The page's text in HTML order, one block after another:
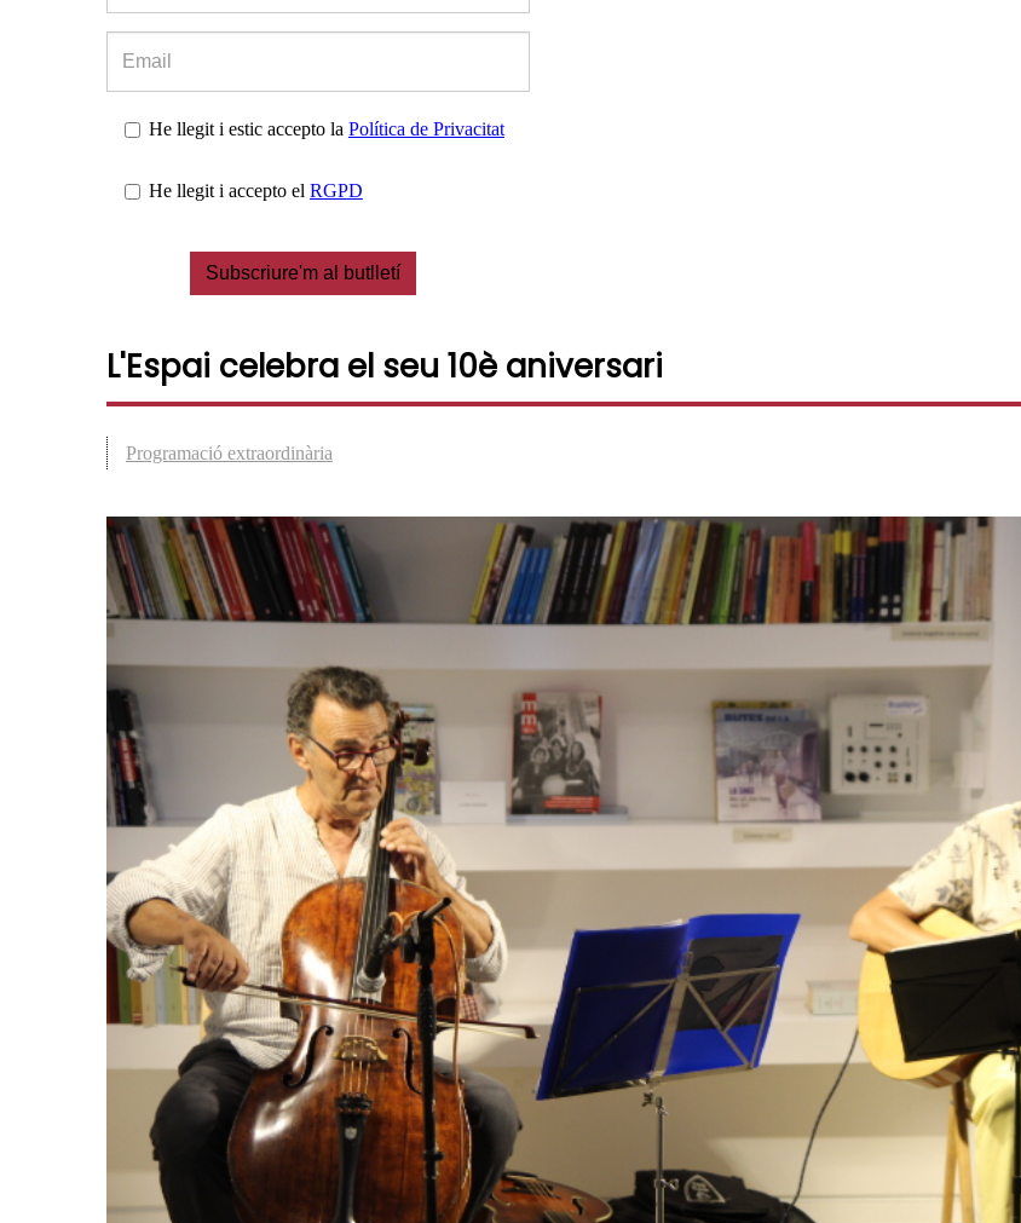
He llegit i estic accepto la Política de Privacitat
He llegit i accepto el RGPD
Subscriure'm al butlletí
L'Espai celebra el seu 10è aniversari
Programació extraordinària